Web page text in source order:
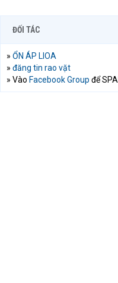
ĐỐI TÁC
» ỔN ÁP LIOA
» đăng tin rao vặt
» Vào Facebook Group để